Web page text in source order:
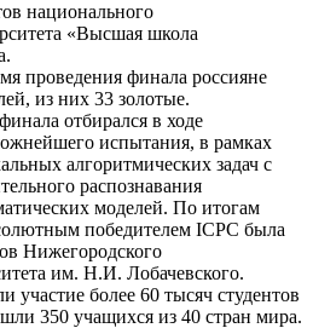
национального
«Высшая школа
проведения финала россияне
из них 33 золотые.
отбирался в ходе
испытания, в рамках
алгоритмических задач с
распознавания
моделей. По итогам
победителем ICPC была
Нижегородского
им. Н.И. Лобачевского.
участие более 60 тысяч студентов
350 учащихся из 40 стран мира.